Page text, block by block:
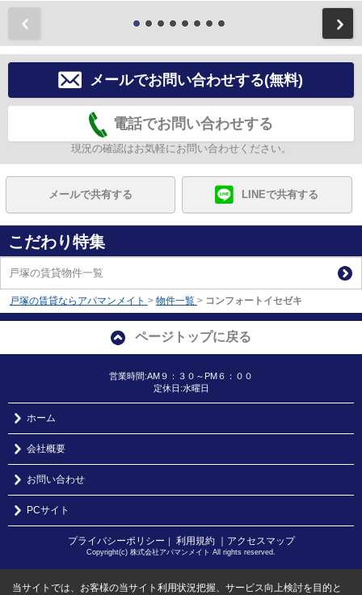
メールでお問い合わせする(無料)
電話でお問い合わせする
現況の確認はお気軽にお問い合わせください。
メールで共有する LINEで共有する
こだわり特集
戸塚の賃貸物件一覧
戸塚の賃貸ならアパマンメイト > 物件一覧 > コンフォートイセゼキ
ページトップに戻る
営業時間:AM９：３０～PM６：００
定休日:水曜日
ホーム
会社概要
お問い合わせ
PCサイト
プライバシーポリシー 利用規約 ｜アクセスマップ
Copyright(c) 株式会社アパマンメイト All rights reserved.
当サイトでは、お客様の当サイト利用状況把握、サービス向上検討を目的と